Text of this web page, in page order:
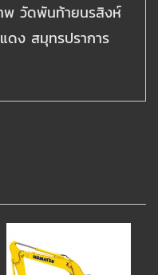
พ วัดพันท้ายนรสิงห์
ดง สมุทรปราการ